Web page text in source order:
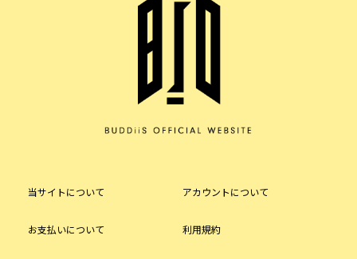
当サイトについて アカウントについて
お支払いについて 利用規約